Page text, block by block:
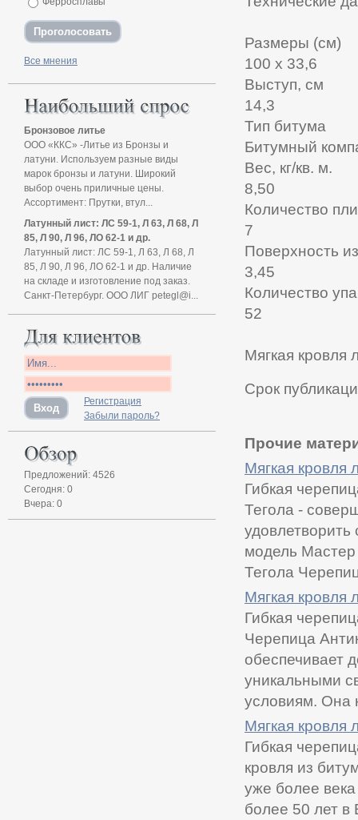
Размеры (см)
100 x 33,6
Выступ, см
14,3
Тип битума
Битумный
Вес, кг/кв. м.
8,50
Количество
7
Поверхность
3,45
Количество
52
Мягкая кровля
Срок
Прочие
Мягкая кровля
Гибкая
Тегола -
модель
Тегола
Мягкая кровля
Гибкая
Черепица
обеспечивает
уникальными
условиям. Она
Мягкая кровля
Гибкая
кровля из
уже более
более 50 лет в
Все мнения
Бронзовое литье
ООО «ККС» -Литье из Бронзы и
латуни. Используем разные виды
марок бронзы и латуни. Широкий
выбор очень приличные цены.
Ассортимент: Прутки, втул...
Латунный лист: ЛС 59-1, Л 63, Л 68, Л
85, Л 90, Л 96, ЛО 62-1 и др.
Латунный лист: ЛС 59-1, Л 63, Л 68, Л
85, Л 90, Л 96, ЛО 62-1 и др. Наличие
на складе и изготовление под заказ.
Санкт-Петербург. ООО ЛИГ petegl@i...
Регистрация
Забыли пароль?
Предложений: 4526
Сегодня: 0
Вчера: 0